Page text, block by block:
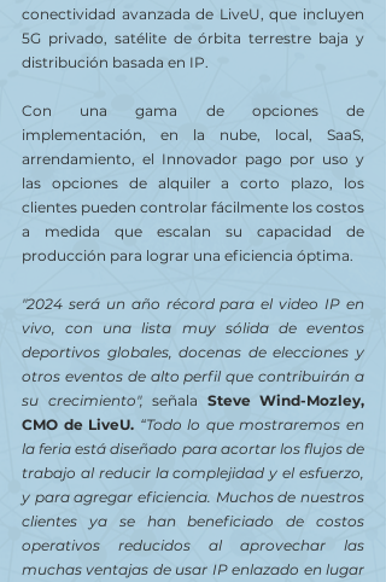
conectividad avanzada de LiveU, que incluyen
5G privado, satélite de órbita terrestre baja y
distribución basada en IP.
Con una gama de opciones de
implementación, en la nube, local, SaaS,
arrendamiento, el Innovador pago por uso y
las opciones de alquiler a corto plazo, los
clientes pueden controlar fácilmente los costos
a medida que escalan su capacidad de
producción para lograr una eficiencia óptima.
"2024 será un año récord para el video IP en
vivo, con una lista muy sólida de eventos
deportivos globales, docenas de elecciones y
otros eventos de alto perfil que contribuirán a
su crecimiento", señala Steve Wind-Mozley,
CMO de LiveU. “Todo lo que mostraremos en
la feria está diseñado para acortar los flujos de
trabajo al reducir la complejidad y el esfuerzo,
y para agregar eficiencia. Muchos de nuestros
clientes ya se han beneficiado de costos
operativos reducidos al aprovechar las
muchas ventajas de usar IP enlazado en lugar